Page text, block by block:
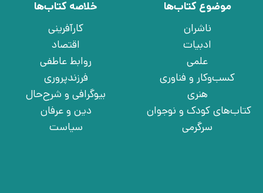
موضوع کتاب‌ها
ناشران
ادبیات
علمی
کسب‌وکار و فناوری
هنری
کتاب‌های کودک و نوجوان
سرگرمی
خلاصه کتاب‌ها
کارآفرینی
اقتصاد
روابط عاطفی
فرزندپروری
بیوگرافی و شرح‌حال
دین و عرفان
سیاست